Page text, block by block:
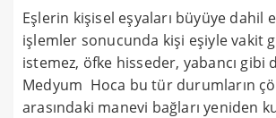
Eşlerin kişisel eşyaları büyüye dahil
işlemler sonucunda kişi eşiyle vakit
istemez, öfke hisseder, yabancı gibi
Medyum Hoca bu tür durumların
arasındaki manevi bağları yeniden